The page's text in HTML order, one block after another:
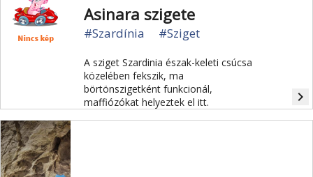
Asinara szigete
#Szardínia #Sziget
A sziget Szardinia észak-keleti csúcsa
közelében fekszik, ma
börtönszigetként funkcionál,
maffiózókat helyeztek el itt.
navigate_next